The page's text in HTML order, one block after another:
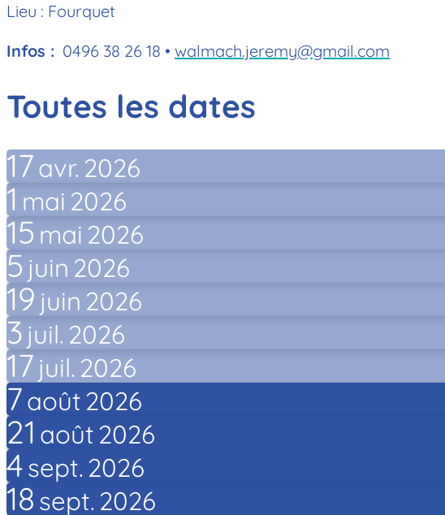
Lieu : Fourquet
Infos : 0496 38 26 18 • walmach.jeremy@gmail.com
Toutes les dates
17avr. 2026
1 mai 2026
15 mai 2026
5 juin 2026
19 juin 2026
3 juil. 2026
17 juil. 2026
7août 2026
21 août 2026
4sept. 2026
18 sept. 2026